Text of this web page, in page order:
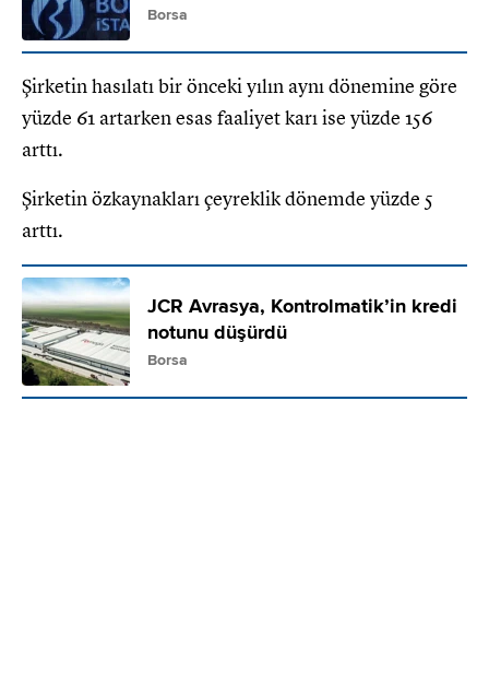
Borsa
Şirketin hasılatı bir önceki yılın aynı dönemine göre
yüzde 61 artarken esas faaliyet karı ise yüzde 156
arttı.
Şirketin özkaynakları çeyreklik dönemde yüzde 5
arttı.
JCR Avrasya, Kontrolmatik’in kredi
notunu düşürdü
Borsa